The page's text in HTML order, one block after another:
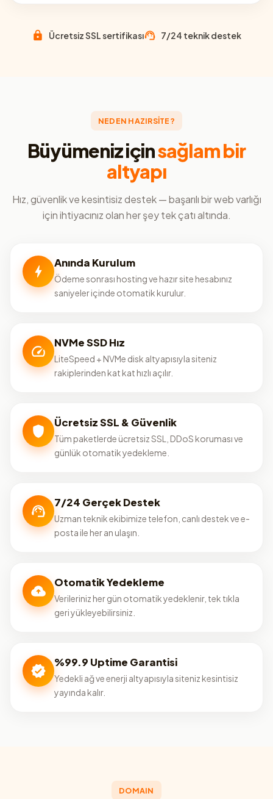
Ücretsiz SSL sertifikası 7/24 teknik destek
NEDEN HAZIRSİTE?
Büyümeniz içinsağlam bir
altyapı
Hız, güvenlik ve kesintisiz destek — başarılı bir web varlığı
için ihtiyacınız olan her şey tek çatı altında.
Anında Kurulum
Ödeme sonrası hosting ve hazır site hesabınız
saniyeler içinde otomatik kurulur.
NVMe SSD Hız
LiteSpeed + NVMe disk altyapısıyla siteniz
rakiplerinden kat kat hızlı açılır.
Ücretsiz SSL & Güvenlik
Tüm paketlerde ücretsiz SSL, DDoS koruması ve
günlük otomatik yedekleme.
7/24 Gerçek Destek
Uzman teknik ekibimize telefon, canlı destek ve e-
posta ile her an ulaşın.
Otomatik Yedekleme
Verileriniz her gün otomatik yedeklenir, tek tıkla
geri yükleyebilirsiniz.
%99.9 Uptime Garantisi
Yedekli ağ ve enerji altyapısıyla siteniz kesintisiz
yayında kalır.
DOMAIN